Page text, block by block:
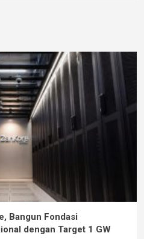
Bangun Fondasi
dengan Target 1 GW